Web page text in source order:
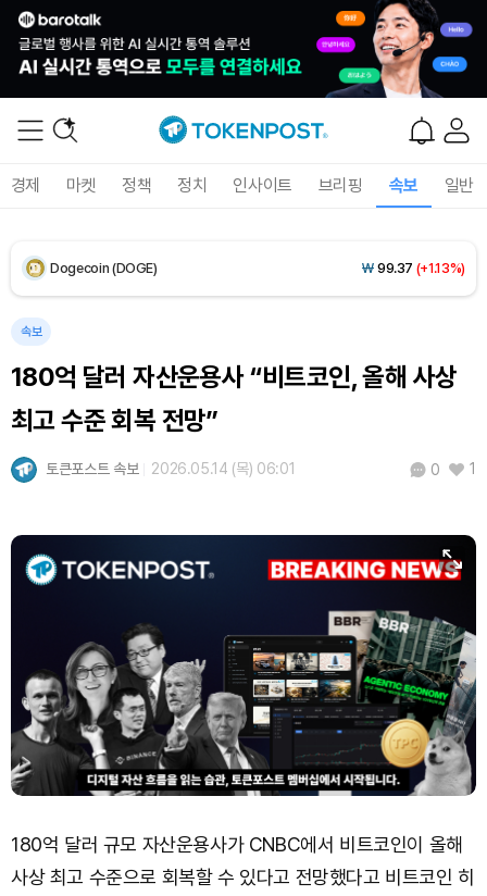
경제 마켓 정책 정치 인사이트 브리핑 속보 일반
XRP (XRP) ₩1,454(-1.97%)
Solana (SOL) ₩104,739(+0.65%)
TRON (TRX) (+0.12%)
Hyperliquid (HYPE) ₩ 77,400(-3.19%)
Bitcoin (BTC) ₩92,344,644(+0.49%)
속보
180억 달러 자산운용사 “비트코인, 올해 사상
최고 수준 회복 전망”
토큰포스트 속보 2026.05.14 (목) 06:01 0 1
180억 달러 규모 자산운용사가 CNBC에서 비트코인이 올해
사상 최고 수준으로 회복할 수 있다고 전망했다고 비트코인 히